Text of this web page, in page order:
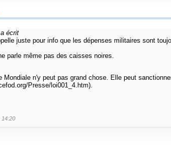
écrit
juste pour info que les dépenses militaires sont
parle même pas des caisses noires.
Mondiale n'y peut pas grand chose. Elle peut
Presse/loi001_4.htm).
14:20